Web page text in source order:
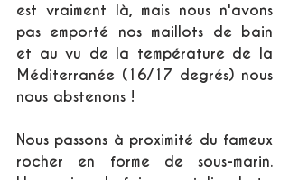
est vraiment là, mais nous n'avons
pas emporté nos maillots de bain
et au vu de la température de la
Méditerranée (16/17 degrés) nous
nous abstenons !
Nous passons à proximité du fameux
rocher en forme de sous-marin.